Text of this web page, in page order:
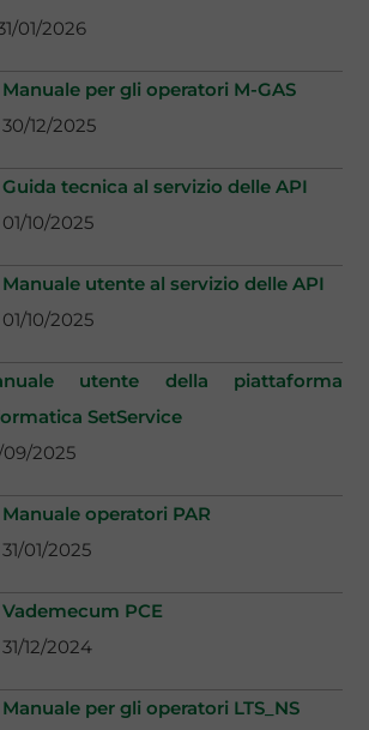
01/2026
Manuale per gli operatori M-GAS
30/12/2025
Guida tecnica al servizio delle API
01/10/2025
Manuale utente al servizio delle API
01/10/2025
utente della piattaforma
SetService
09/2025
Manuale operatori PAR
31/01/2025
Vademecum PCE
31/12/2024
Manuale per gli operatori LTS_NS